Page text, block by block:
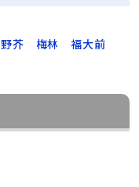
野芥 梅林
福大前